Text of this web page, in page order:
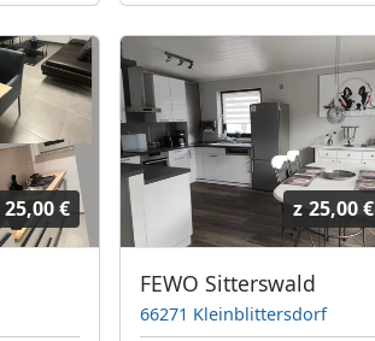
25,00 € z 25,00 €
FEWO Sitterswald
66271 Kleinblittersdorf